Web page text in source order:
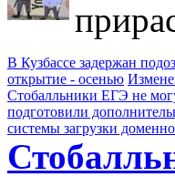
В Кузбассе задержан
открытие - осенью
Стобалльники ЕГЭ не
подготовили
системы загрузки